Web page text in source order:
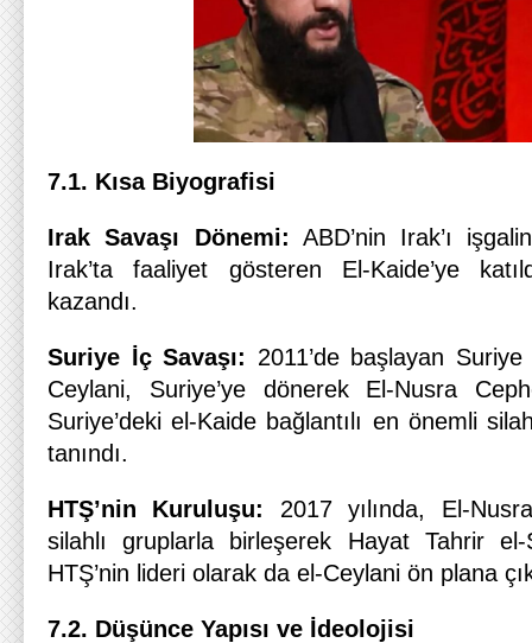
7.1. Kısa Biyografisi
Irak Savaşı Dönemi: ABD’nin Irak’ı
Irak’ta faaliyet gösteren El-Kaide’ye
kazandı.
Suriye İç Savaşı: 2011’de başlayan
Ceylani, Suriye’ye dönerek El-Nusra
Suriye’deki el-Kaide bağlantılı en önemli
tanındı.
HTŞ’nin Kuruluşu:
2017 yılında, El-
silahlı gruplarla birleşerek Hayat Tahrir el-
HTŞ’nin lideri olarak da el-Ceylani ön plana
7.2. Düşünce Yapısı ve İdeolojisi